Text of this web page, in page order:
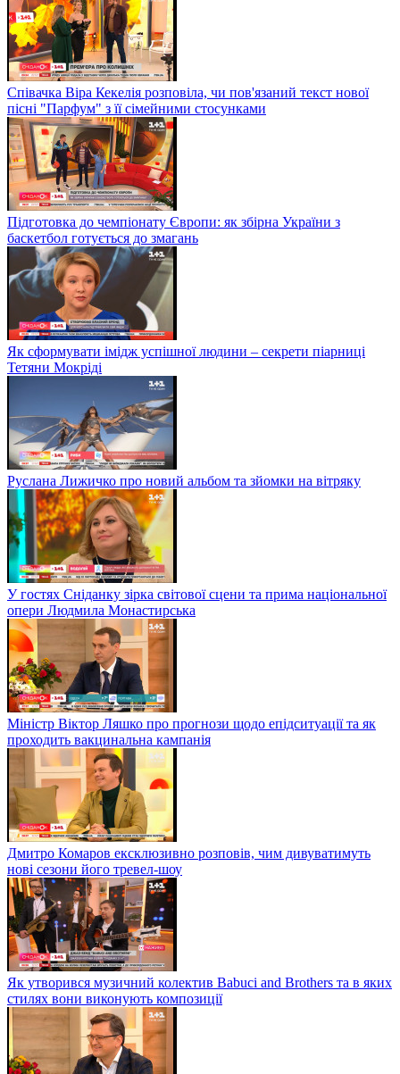
Співачка Віра Кекелія розповіла, чи пов'язаний текст нової
пісні "Парфум" з її сімейними стосунками
Підготовка до чемпіонату Європи: як збірна України з
баскетбол готується до змагань
Як сформувати імідж успішної людини – секрети піарниці
Тетяни Мокріді
Руслана Лижичко про новий альбом та зйомки на вітряку
У гостях Сніданку зірка світової сцени та прима національної
опери Людмила Монастирська
Міністр Віктор Ляшко про прогнози щодо епідситуації та як
проходить вакцинальна кампанія
Дмитро Комаров ексклюзивно розповів, чим дивуватимуть
нові сезони його тревел-шоу
Як утворився музичний колектив Babuci and Brothers та в яких
стилях вони виконують композиції